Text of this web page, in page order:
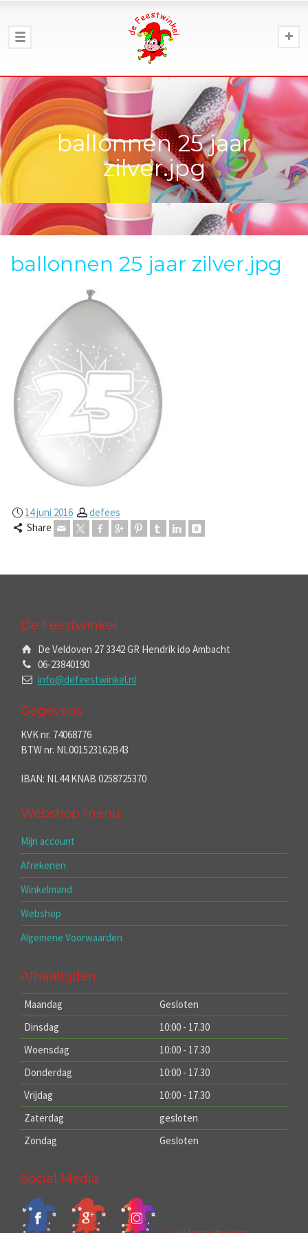
ballonnen 25 jaar
zilver.jpg
ballonnen 25 jaar zilver.jpg
14 juni 2016
defees
Share
De Feestwinkel
De Veldoven 27 3342 GR Hendrik ido Ambacht
06-23840190
info@defeestwinkel.nl
Gegevens
KVK nr. 74068776
BTW nr. NL001523162B43
IBAN: NL44 KNAB 0258725370
Webshop menu
Mijn account
Afrekenen
Winkelmand
Webshop
Algemene Voorwaarden
Afhaaltijden
Maandag
Gesloten
Dinsdag
10:00 - 17.30
Woensdag
10:00 - 17.30
Donderdag
10:00 - 17.30
Vrijdag
10:00 - 17.30
Zaterdag
gesloten
Zondag
Gesloten
Social Media